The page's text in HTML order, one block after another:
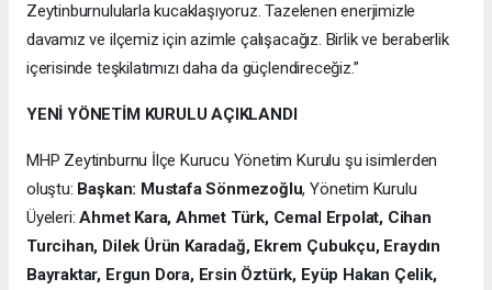
Zeytinburnulularla kucaklaşıyoruz. Tazelenen enerjimizle
davamız ve ilçemiz için azimle çalışacağız. Birlik ve beraberlik
içerisinde teşkilatımızı daha da güçlendireceğiz.”
YENİ YÖNETİM KURULU AÇIKLANDI
MHP Zeytinburnu İlçe Kurucu Yönetim Kurulu şu isimlerden
oluştu: Başkan: Mustafa Sönmezoğlu, Yönetim Kurulu
Üyeleri:Ahmet Kara, Ahmet Türk, Cemal Erpolat, Cihan
Turcihan, Dilek Ürün Karadağ, Ekrem Çubukçu, Eraydın
Bayraktar, Ergun Dora, Ersin Öztürk, Eyüp Hakan Çelik,